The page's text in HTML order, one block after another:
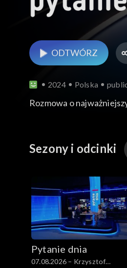
ODTWÓRZ
2024 Polska
Rozmowa o
Sezony i odcinki
Pytanie dnia
07.08.2026 – Krzysztof